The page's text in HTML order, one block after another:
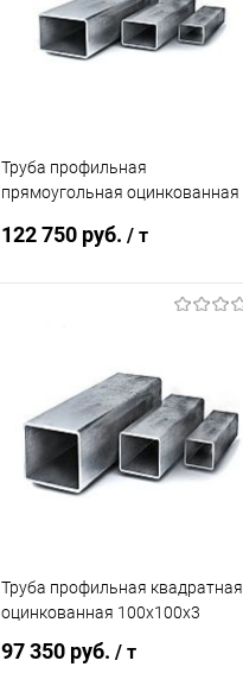
В избранное Под заказ
Труба профильная
прямоугольная оцинкованная
122 750 руб. / т
Купить в 1 клик Сравнение
В избранное Под заказ
Труба профильная квадратная
оцинкованная 100х100х3
97 350 руб. / т